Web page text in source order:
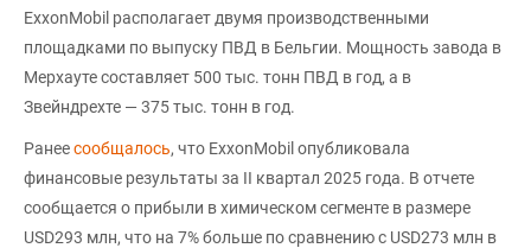
ExxonMobil располагает двумя производственными
площадками по выпуску ПВД в Бельгии. Мощность завода в
Мерхауте составляет 500 тыс. тонн ПВД в год, а в
Звейндрехте — 375 тыс. тонн в год.
Ранеесообщалось, что ExxonMobil опубликовала
финансовые результаты за II квартал 2025 года. В отчете
сообщается о прибыли в химическом сегменте в размере
USD293 млн, что на 7% больше по сравнению с USD273 млн в